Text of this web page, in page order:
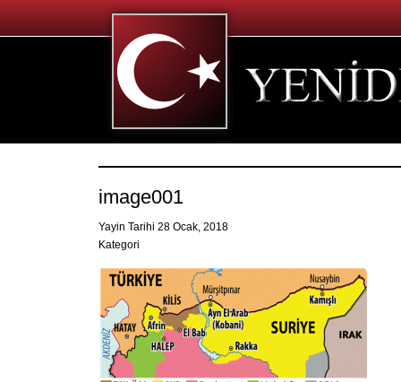
image001
Yayin Tarihi 28 Ocak, 2018
Kategori